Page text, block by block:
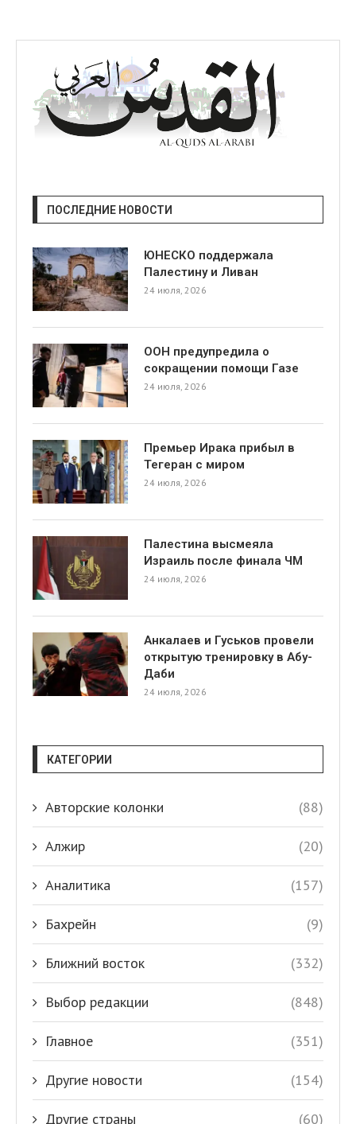
ПОСЛЕДНИЕ НОВОСТИ
ЮНЕСКО поддержала
Палестину и Ливан
24 июля, 2026
ООН предупредила о
сокращении помощи Газе
24 июля, 2026
Премьер Ирака прибыл в
Тегеран с миром
24 июля, 2026
Палестина высмеяла
Израиль после финала ЧМ
24 июля, 2026
Анкалаев и Гуськов провели
открытую тренировку в Абу-
Даби
24 июля, 2026
КАТЕГОРИИ
Авторские колонки (88)
Алжир (20)
Аналитика (157)
Бахрейн (9)
Ближний восток (332)
Выбор редакции (848)
Главное (351)
Другие новости (154)
Другие страны (60)